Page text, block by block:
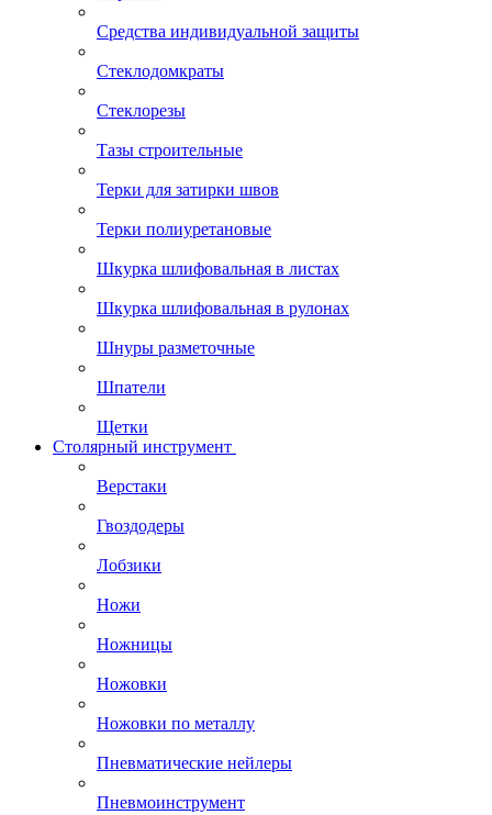
Средства индивидуальной защиты
Стеклодомкраты
Стеклорезы
Тазы строительные
Терки для затирки швов
Терки полиуретановые
Шкурка шлифовальная в листах
Шкурка шлифовальная в рулонах
Шнуры разметочные
Шпатели
Щетки
Столярный инструмент
Верстаки
Гвоздодеры
Лобзики
Ножи
Ножницы
Ножовки
Ножовки по металлу
Пневматические нейлеры
Пневмоинструмент